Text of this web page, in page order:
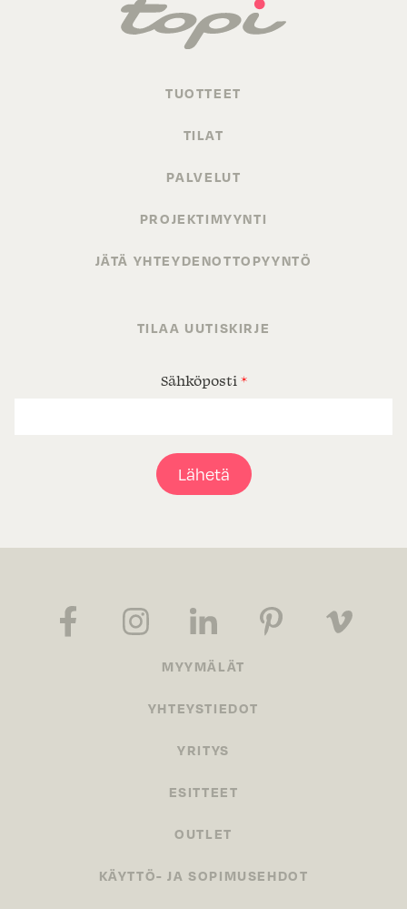
TUOTTEET
TILAT
PALVELUT
PROJEKTIMYYNTI
JÄTÄ YHTEYDENOTTOPYYNTÖ
TILAA UUTISKIRJE
Sähköposti *
Lähetä
MYYMÄLÄT
YHTEYSTIEDOT
YRITYS
ESITTEET
OUTLET
KÄYTTÖ- JA SOPIMUSEHDOT